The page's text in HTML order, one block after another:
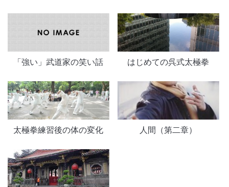
「強い」武道家の笑い話 はじめての呉式太極拳
太極拳練習後の体の変化 人間（第二章）